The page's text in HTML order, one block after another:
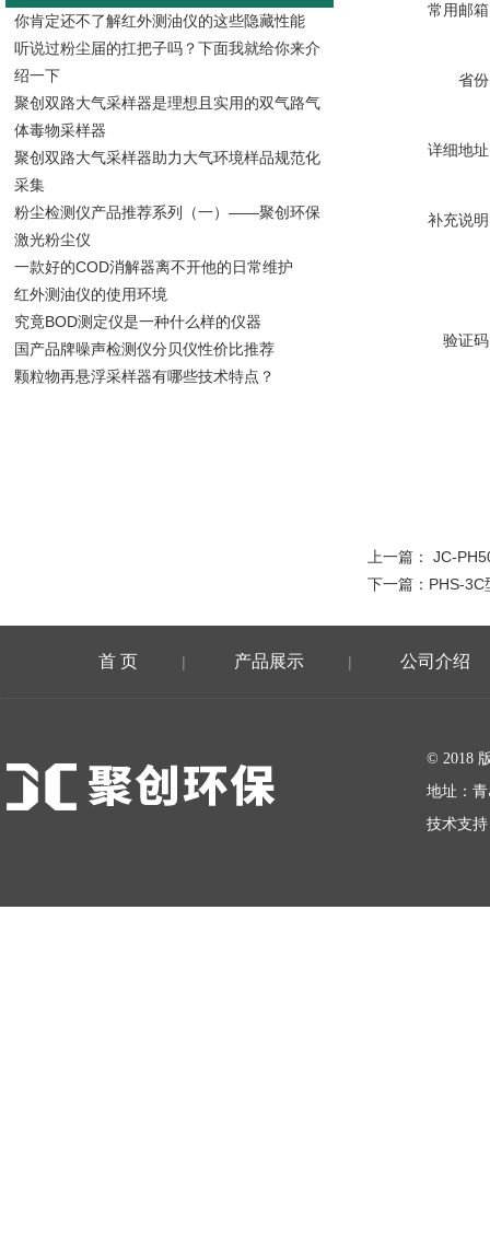
常用邮
省
详细地
补充说
验证
上一篇： JC-
下一篇： PHS-3C
你肯定还不了解红外测油仪的这些隐藏性能
听说过粉尘届的扛把子吗？下面我就给你来介
绍一下
聚创双路大气采样器是理想且实用的双气路气
体毒物采样器
聚创双路大气采样器助力大气环境样品规范化
采集
粉尘检测仪产品推荐系列（一）——聚创环保
激光粉尘仪
一款好的COD消解器离不开他的日常维护
红外测油仪的使用环境
究竟BOD测定仪是一种什么样的仪器
国产品牌噪声检测仪分贝仪性价比推荐
颗粒物再悬浮采样器有哪些技术特点？
首 页 | 产品展示 | 公司介绍
© 2018
地址：
技术支